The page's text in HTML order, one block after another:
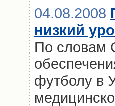
04.08.2008
низкий
По словам
футболу в